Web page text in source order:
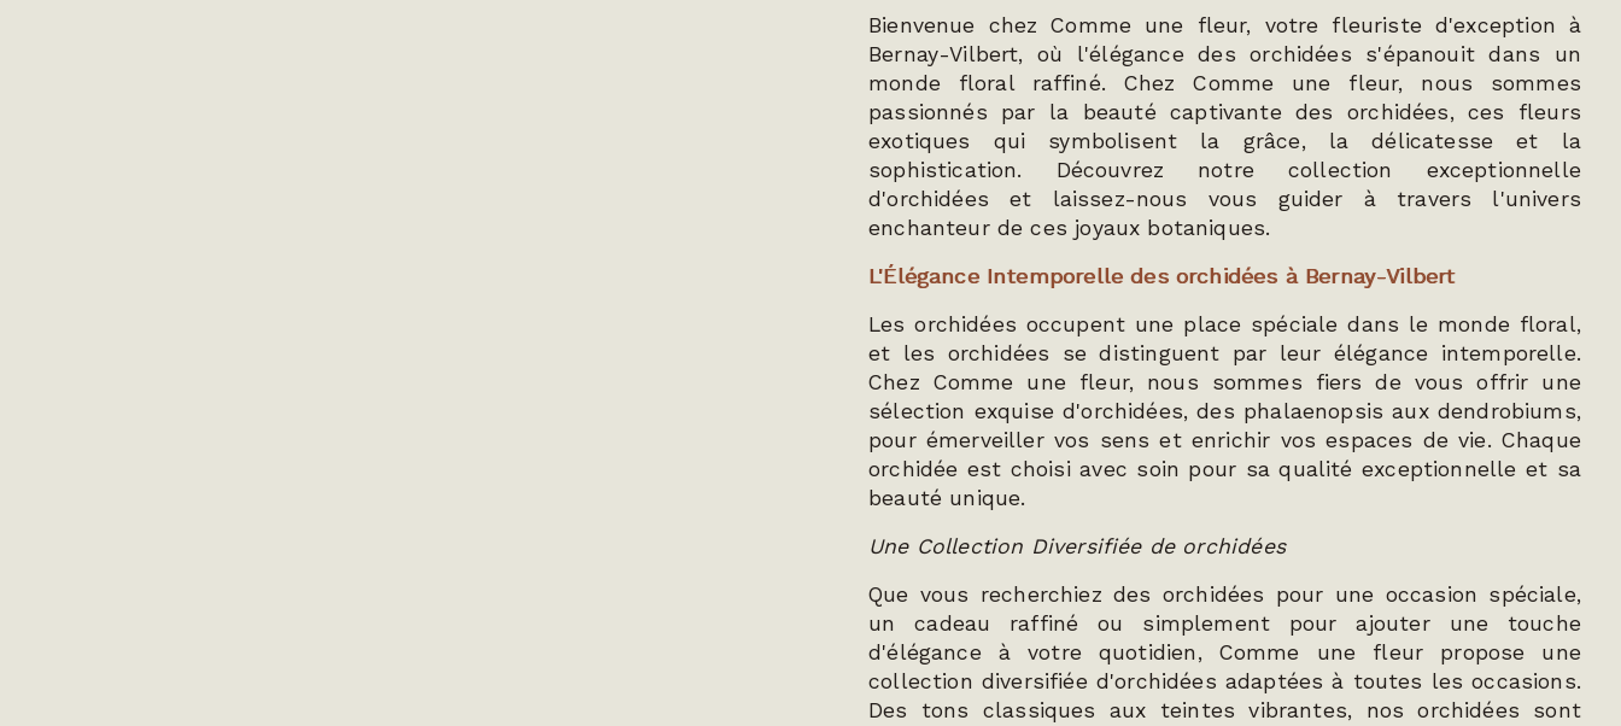
Bienvenue chez Comme une fleur, votre fleuriste d'exception à
Bernay-Vilbert, où l'élégance des orchidées s'épanouit dans un
monde floral raffiné. Chez Comme une fleur, nous sommes
passionnés par la beauté captivante des orchidées, ces fleurs
exotiques qui symbolisent la grâce, la délicatesse et la
sophistication. Découvrez notre collection exceptionnelle
d'orchidées et laissez-nous vous guider à travers l'univers
enchanteur de ces joyaux botaniques.
L'Élégance Intemporelle des orchidées à Bernay-Vilbert
Les orchidées occupent une place spéciale dans le monde floral,
et les orchidées se distinguent par leur élégance intemporelle.
Chez Comme une fleur, nous sommes fiers de vous offrir une
sélection exquise d'orchidées, des phalaenopsis aux dendrobiums,
pour émerveiller vos sens et enrichir vos espaces de vie. Chaque
orchidée est choisi avec soin pour sa qualité exceptionnelle et sa
beauté unique.
Une Collection Diversifiée de orchidées
Que vous recherchiez des orchidées pour une occasion spéciale,
un cadeau raffiné ou simplement pour ajouter une touche
d'élégance à votre quotidien, Comme une fleur propose une
collection diversifiée d'orchidées adaptées à toutes les occasions.
Des tons classiques aux teintes vibrantes, nos orchidées sont